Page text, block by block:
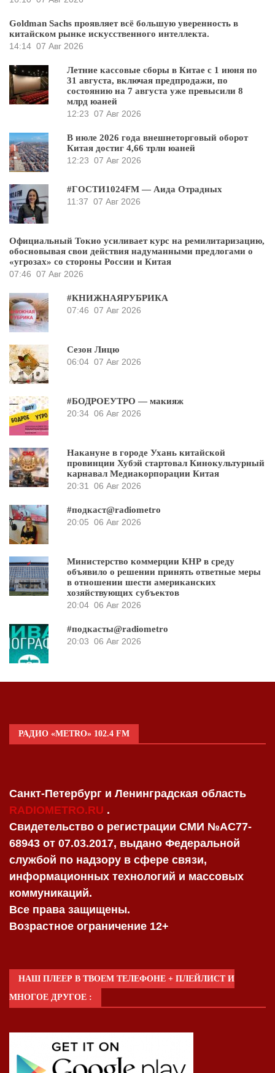
Goldman Sachs проявляет всё большую уверенность в
китайском рынке искусственного интеллекта.
14:14 07 Авг 2026
Летние кассовые сборы в Китае с 1 июня по
31 августа, включая предпродажи, по
состоянию на 7 августа уже превысили 8
млрд юаней
12:23 07 Авг 2026
В июле 2026 года внешнеторговый оборот
Китая достиг 4,66 трлн юаней
12:23 07 Авг 2026
#ГОСТИ1024FM — Аида Отрадных
11:37 07 Авг 2026
Официальный Токио усиливает курс на ремилитаризацию,
обосновывая свои действия надуманными предлогами о
«угрозах» со стороны России и Китая
07:46 07 Авг 2026
#КНИЖНАЯРУБРИКА
07:46 07 Авг 2026
Сезон Лицю
06:04 07 Авг 2026
#БОДРОЕУТРО — макияж
20:34 06 Авг 2026
Накануне в городе Ухань китайской
провинции Хубэй стартовал Кинокультурный
карнавал Медиакорпорации Китая
20:31
06 Авг 2026
#подкаст@radiometro
20:05 06 Авг 2026
Министерство коммерции КНР в среду
объявило о решении принять ответные меры
в отношении шести американских
хозяйствующих субъектов
20:04 06 Авг 2026
#подкасты@radiometro
20:03 06 Авг 2026
РАДИО «METRO» 102.4 FM
Санкт-Петербург и Ленинградская область
RADIOMETRO.RU .
Свидетельство о регистрации СМИ №AC77-
68943 от 07.03.2017, выдано Федеральной
службой по надзору в сфере связи,
информационных технологий и массовых
коммуникаций.
Все права защищены.
Возрастное ограничение 12+
НАШ ПЛЕЕР В ТВОЕМ ТЕЛЕФОНЕ + ПЛЕЙЛИСТ И
МНОГОЕ ДРУГОЕ :